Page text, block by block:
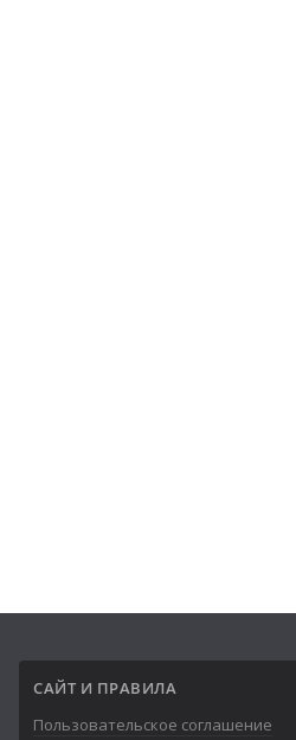
САЙТ И ПРАВИЛА
Пользовательское соглашение